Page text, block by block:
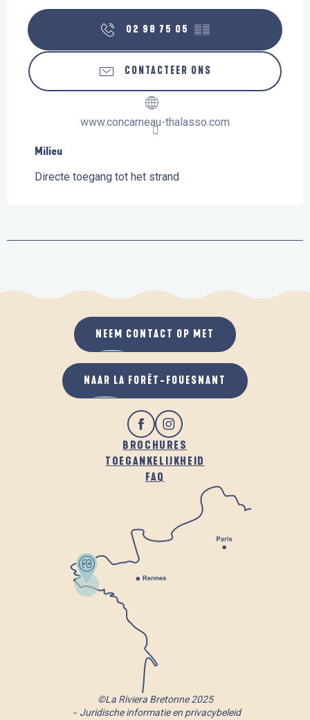
02 98 75 05 ▒▒
CONTACTEER ONS
www.concarneau-thalasso.com
Milieu
Milieu
Directe toegang tot het strand
BROCHURES
TOEGANKELIJKHEID
FAQ
NEEM CONTACT OP MET
NAAR LA FORÊT-FOUESNANT
©La Riviera Bretonne 2025
Juridische informatie en privacybeleid